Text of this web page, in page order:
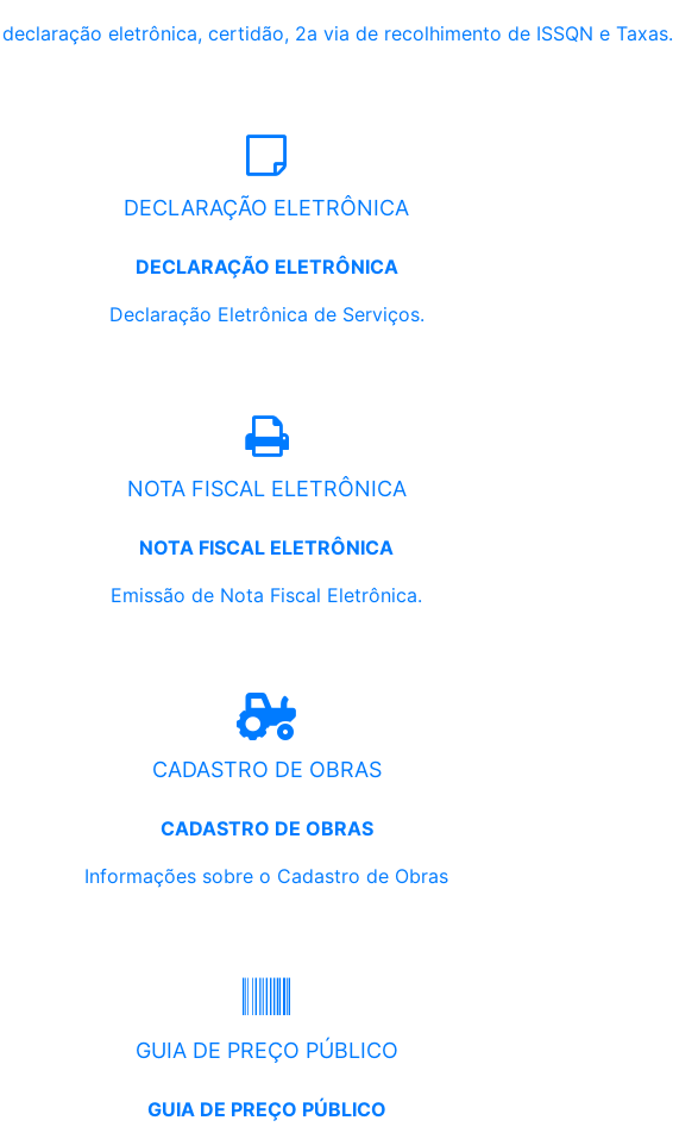
eletrônica, certidão, 2a via de recolhimento de ISSQN e Taxas.
DECLARAÇÃO ELETRÔNICA
DECLARAÇÃO ELETRÔNICA
Declaração Eletrônica de Serviços.
NOTA FISCAL ELETRÔNICA
NOTA FISCAL ELETRÔNICA
Emissão de Nota Fiscal Eletrônica.
CADASTRO DE OBRAS
CADASTRO DE OBRAS
Informações sobre o Cadastro de Obras
GUIA DE PREÇO PÚBLICO
GUIA DE PREÇO PÚBLICO